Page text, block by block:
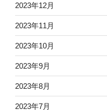
2023年12月
2023年11月
2023年10月
2023年9月
2023年8月
2023年7月